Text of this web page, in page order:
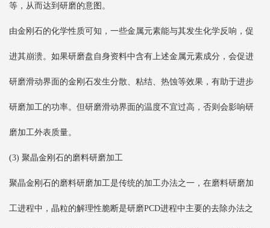
等，从而达到研磨的意图。
由金刚石的化学性质可知，一些金属元素能与其发生化学反响，促
进其崩溃。如果研磨盘自身资料中含有上述金属元素成分，会促进
研磨滑动界面的金刚石发生分散、粘结、热蚀等效果，有助于进步
研磨加工的功率。但研磨滑动界面的温度不宜过高，否则会影响研
磨加工外表质量。
(3) 聚晶金刚石的磨料研磨加工
聚晶金刚石的磨料研磨加工是传统的加工办法之一，在磨料研磨加
工进程中，晶粒的解理性脆断是研磨PCD进程中主要的去除办法之